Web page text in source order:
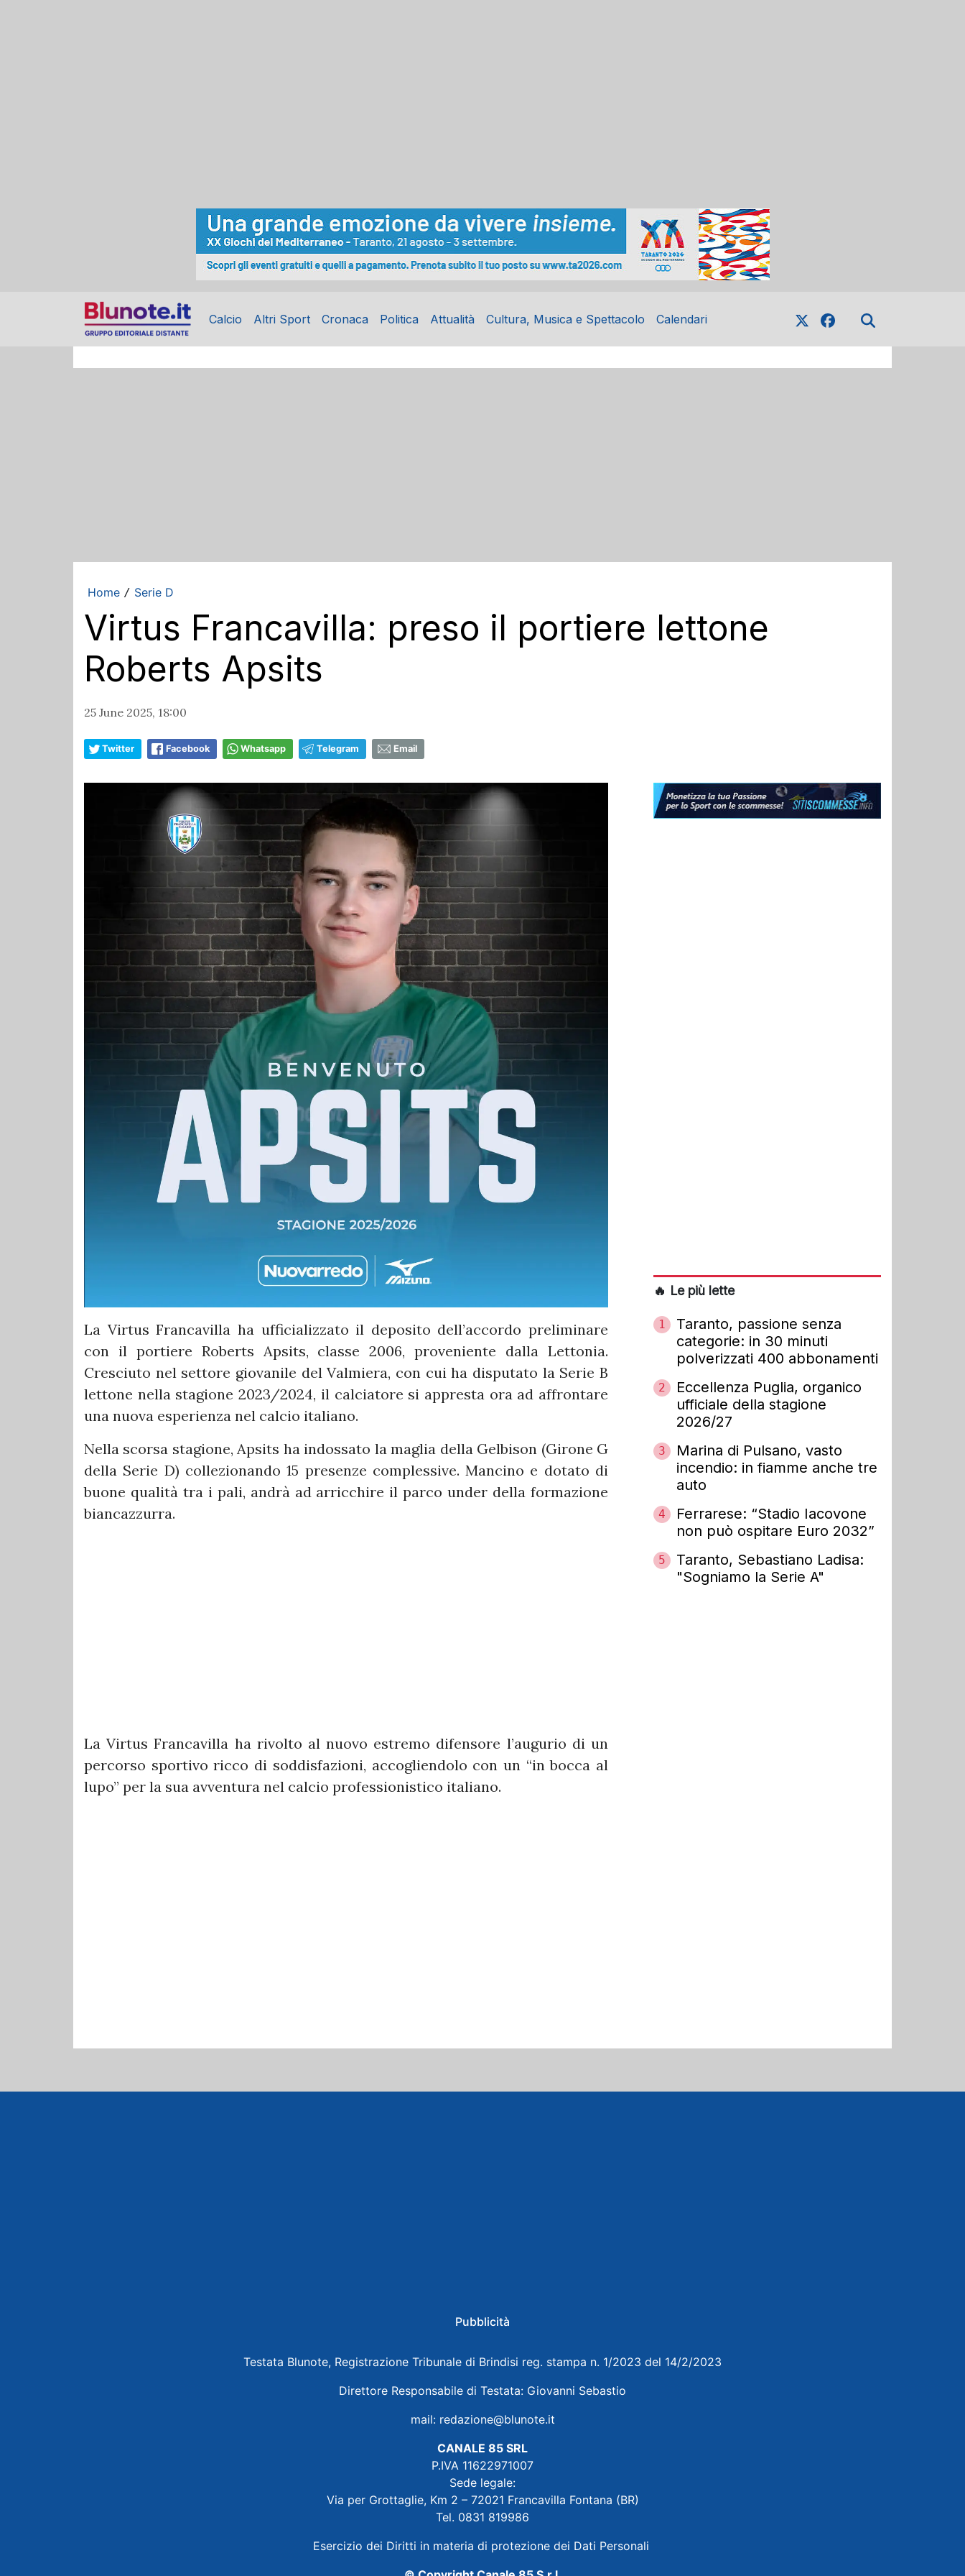
Calcio Altri Sport Cronaca Politica Attualità Cultura, Musica e Spettacolo Calendari
Home / Serie D
Virtus Francavilla: preso il portiere lettone
Roberts Apsits
25 June 2025, 18:00
Twitter Facebook Whatsapp Telegram Email
La Virtus Francavilla ha ufficializzato il deposito dell’accordo preliminare
con il portiere Roberts Apsits, classe 2006, proveniente dalla Lettonia.
Cresciuto nel settore giovanile del Valmiera, con cui ha disputato la Serie B
lettone nella stagione 2023/2024, il calciatore si appresta ora ad affrontare
una nuova esperienza nel calcio italiano.
Nella scorsa stagione, Apsits ha indossato la maglia della Gelbison (Girone G
della Serie D) collezionando 15 presenze complessive. Mancino e dotato di
buone qualità tra i pali, andrà ad arricchire il parco under della formazione
biancazzurra.
La Virtus Francavilla ha rivolto al nuovo estremo difensore l’augurio di un
percorso sportivo ricco di soddisfazioni, accogliendolo con un “in bocca al
lupo” per la sua avventura nel calcio professionistico italiano.
🔥 Le più lette
1
Taranto, passione senza
categorie: in 30 minuti
polverizzati 400 abbonamenti
2
Eccellenza Puglia, organico
ufficiale della stagione
2026/27
3
Marina di Pulsano, vasto
incendio: in fiamme anche tre
auto
4
Ferrarese: “Stadio Iacovone
non può ospitare Euro 2032”
5
Taranto, Sebastiano Ladisa:
"Sogniamo la Serie A"
Pubblicità
Testata Blunote, Registrazione Tribunale di Brindisi reg. stampa n. 1/2023 del 14/2/2023
Direttore Responsabile di Testata: Giovanni Sebastio
mail: redazione@blunote.it
CANALE 85 SRL
P.IVA 11622971007
Sede legale:
Via per Grottaglie, Km 2 – 72021 Francavilla Fontana (BR)
Tel. 0831 819986
Esercizio dei Diritti in materia di protezione dei Dati Personali